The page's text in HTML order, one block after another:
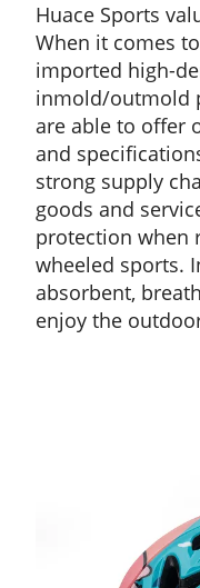
Huace Sports
When it comes
imported high-
inmold/outmold
are able to offer
and
strong supply
goods and
protection when
wheeled sports.
absorbent,
enjoy the